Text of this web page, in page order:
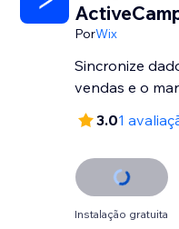
PorWix
Sincronize
vendas e o
3.01
Instalação gratuita